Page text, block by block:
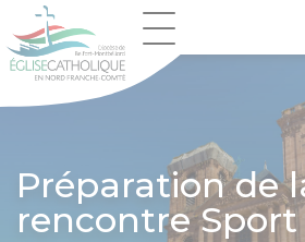
Préparation de
rencontre Sport